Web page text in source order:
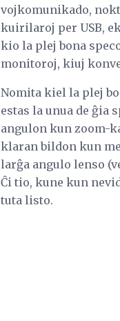
vojkomunikado,
kuirilaroj per USB,
kio la plej bona
monitoroj, kiuj
Nomita kiel la plej
estas la unua de ĝia
angulon kun zoom-
klaran bildon kun
larĝa angulo lenso
Ĉi tio, kune kun
tuta listo.